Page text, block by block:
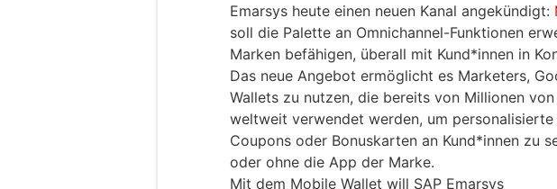
Emarsys heute einen neuen Kanal angekündigt:
soll die Palette an Omnichannel-Funktionen
Marken befähigen, überall mit Kund*innen in
Das neue Angebot ermöglicht es Marketers,
Wallets zu nutzen, die bereits von Millionen von
weltweit verwendet werden, um personalisierte
Coupons oder Bonuskarten an Kund*innen zu
oder ohne die App der Marke.
Mit dem Mobile Wallet will SAP Emarsys